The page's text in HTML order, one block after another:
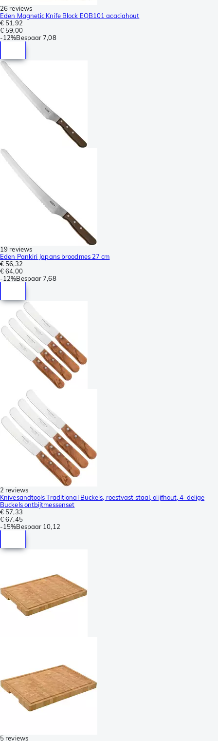
26 reviews
Eden Magnetic Knife Block EQB101 acaciahout
€ 51,92
€ 59,00
-12%Bespaar 7,08
19 reviews
Eden Pankiri Japans broodmes 27 cm
€ 56,32
€ 64,00
-12%Bespaar 7,68
2 reviews
Knivesandtools Traditional Buckels, roestvast staal, olijfhout, 4-delige
Buckels ontbijtmessenset
€ 57,33
€ 67,45
-15%Bespaar 10,12
5 reviews